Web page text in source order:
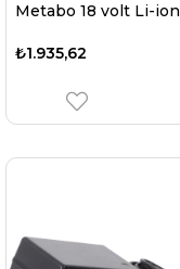
₺1.935,62